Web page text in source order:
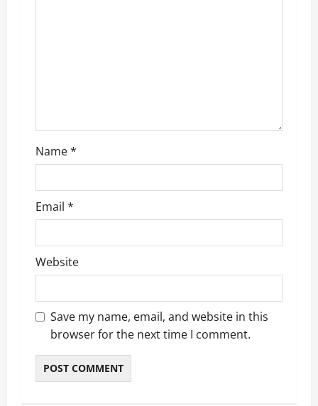
Name*
Email *
Website
Save my name, email, and website in this
browser for the next time I comment.